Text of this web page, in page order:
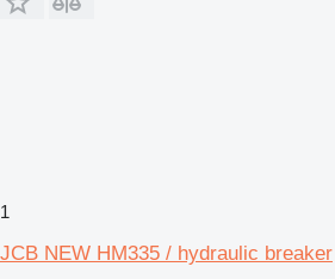
1
JCB NEW HM335 / hydraulic breaker